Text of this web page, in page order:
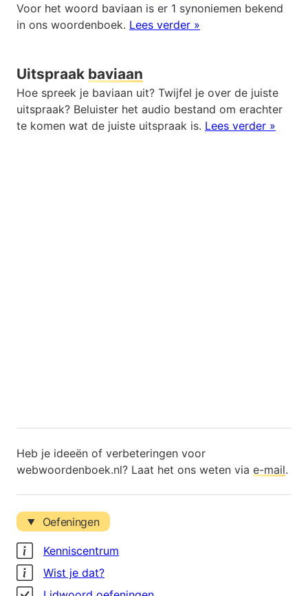
Voor het woord baviaan is er 1 synoniemen bekend
in ons woordenboek. Lees verder »
Uitspraak baviaan
Hoe spreek je baviaan uit? Twijfel je over de juiste
uitspraak? Beluister het audio bestand om erachter
te komen wat de juiste uitspraak is. Lees verder »
Heb je ideeën of verbeteringen voor
webwoordenboek.nl? Laat het ons weten via e-mail.
Oefeningen
Kenniscentrum
Wist je dat?